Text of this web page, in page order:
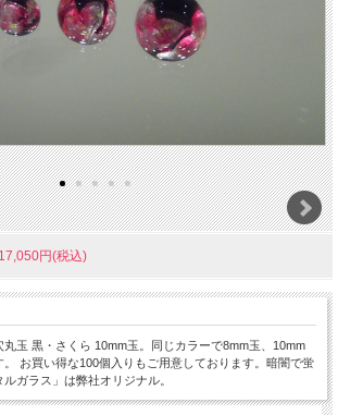
17,050円(税込)
玉 黒・さくら 10mm玉。同じカラーで8mm玉、10mm
。 お買い得な100個入りもご用意しております。暗闇で蛍
ガラス」は弊社オリジナル。